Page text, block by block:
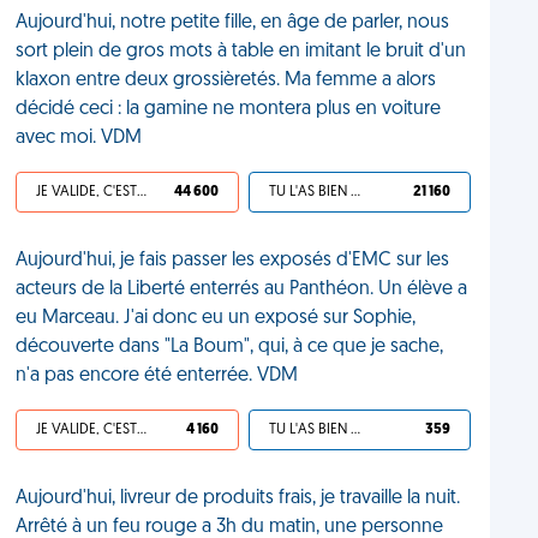
Aujourd'hui, notre petite fille, en âge de parler, nous
sort plein de gros mots à table en imitant le bruit d'un
klaxon entre deux grossièretés. Ma femme a alors
décidé ceci : la gamine ne montera plus en voiture
avec moi. VDM
JE VALIDE, C'EST UNE VDM 44 600 TU L'AS BIEN MÉRITÉ 21 160
Aujourd'hui, je fais passer les exposés d'EMC sur les
acteurs de la Liberté enterrés au Panthéon. Un élève a
eu Marceau. J'ai donc eu un exposé sur Sophie,
découverte dans "La Boum", qui, à ce que je sache,
n'a pas encore été enterrée. VDM
JE VALIDE, C'EST UNE VDM 4 160 TU L'AS BIEN MÉRITÉ 359
Aujourd'hui, livreur de produits frais, je travaille la nuit.
Arrêté à un feu rouge a 3h du matin, une personne